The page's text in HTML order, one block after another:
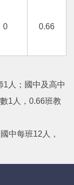
0 0.66
1人；國中及高中
1人，0.66班教
中每班12人，